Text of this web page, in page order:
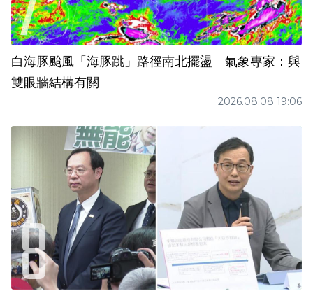
白海豚颱風「海豚跳」路徑南北擺盪 氣象專家：與
雙眼牆結構有關
2026.08.08 19:06